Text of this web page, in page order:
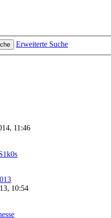
Erweiterte Suche
11:46
10:54